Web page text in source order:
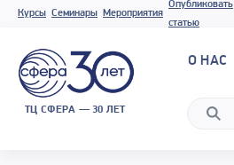
Курсы Семинары Мероприятия
Опубликовать
статью
ТЦ СФЕРА — 30 ЛЕТ
О НАС